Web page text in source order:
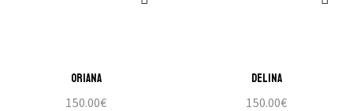
ORIANA
150.00€
DELINA
150.00€